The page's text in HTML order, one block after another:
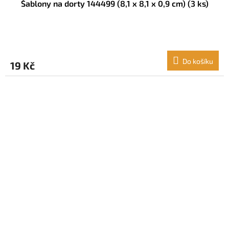
Šablony na dorty 144499 (8,1 x 8,1 x 0,9 cm) (3 ks)
19 Kč Do košíku